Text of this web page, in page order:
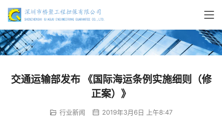
交通运输部发布 《国际海运条例实施细则（修
正案）》
行业新闻 2019年3月6日 上午8:47